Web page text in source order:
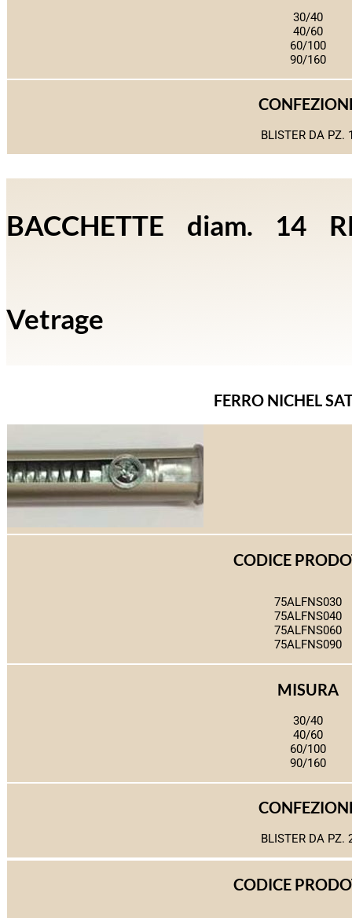
30/40
40/60
60/100
90/160
BLISTER DA PZ.
BACCHETTE diam. 14
Vetrage
FERRO NICHEL
CODICE
75ALFNS030
75ALFNS040
75ALFNS060
75ALFNS090
MISURA
30/40
40/60
60/100
90/160
BLISTER DA PZ.
CODICE